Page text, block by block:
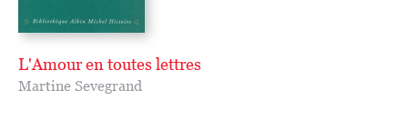
L'Amour en toutes lettres
Martine Sevegrand